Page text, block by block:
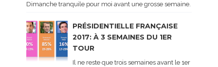
Dimanche tranquile pour moi avant une grosse semaine. Voici
PRÉSIDENTIELLE FRANÇAISE
2017: À 3 SEMAINES DU 1ER
TOUR
Il ne reste que trois semaines avant le 1er tour de